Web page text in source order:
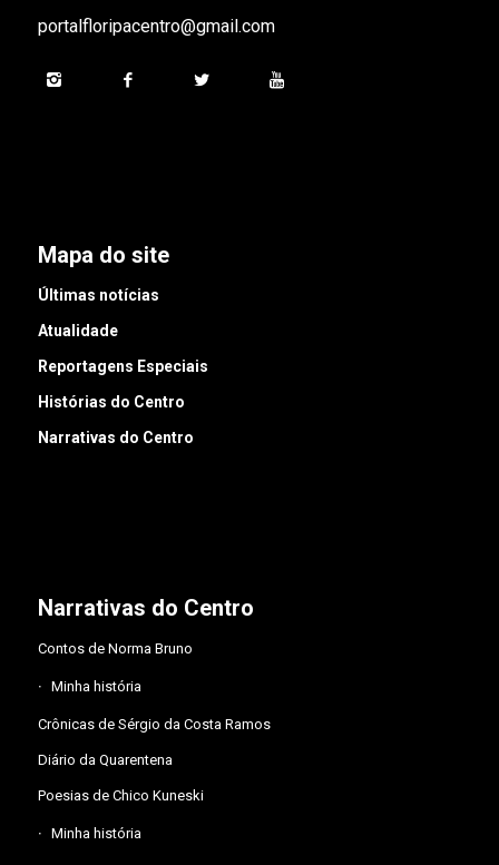
portalfloripacentro@gmail.com
Mapa do site
Últimas notícias
Atualidade
Reportagens Especiais
Histórias do Centro
Narrativas do Centro
Narrativas do Centro
Contos de Norma Bruno
Minha história
Crônicas de Sérgio da Costa Ramos
Diário da Quarentena
Poesias de Chico Kuneski
Minha história